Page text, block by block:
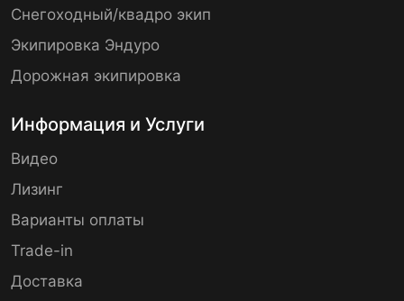
Снегоходный/квадро экип
Экипировка Эндуро
Дорожная экипировка
Информация и Услуги
Видео
Лизинг
Варианты оплаты
Trade-in
Доставка